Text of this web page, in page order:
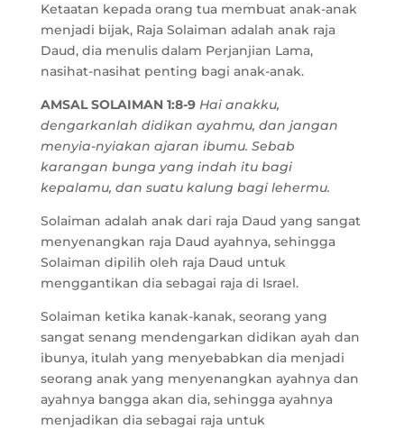
Ketaatan kepada orang tua membuat anak-anak
menjadi bijak, Raja Solaiman adalah anak raja
Daud, dia menulis dalam Perjanjian Lama,
nasihat-nasihat penting bagi anak-anak.
AMSAL SOLAIMAN 1:8-9 Hai anakku,
dengarkanlah didikan ayahmu, dan jangan
menyia-nyiakan ajaran ibumu. Sebab
karangan bunga yang indah itu bagi
kepalamu, dan suatu kalung bagi lehermu.
Solaiman adalah anak dari raja Daud yang sangat
menyenangkan raja Daud ayahnya, sehingga
Solaiman dipilih oleh raja Daud untuk
menggantikan dia sebagai raja di Israel.
Solaiman ketika kanak-kanak, seorang yang
sangat senang mendengarkan didikan ayah dan
ibunya, itulah yang menyebabkan dia menjadi
seorang anak yang menyenangkan ayahnya dan
ayahnya bangga akan dia, sehingga ayahnya
menjadikan dia sebagai raja untuk